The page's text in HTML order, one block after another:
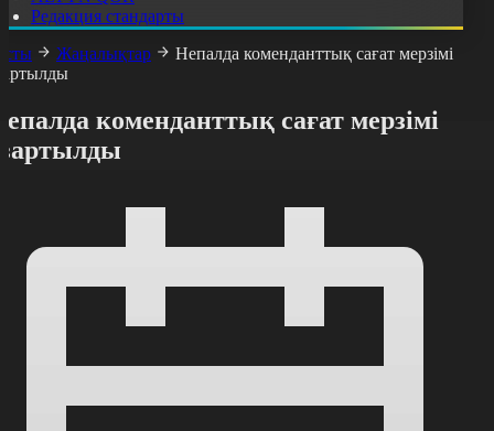
Редакция стандарты
Жаңалықтар
Непалда коменданттық сағат мерзімі
коменданттық сағат мерзімі